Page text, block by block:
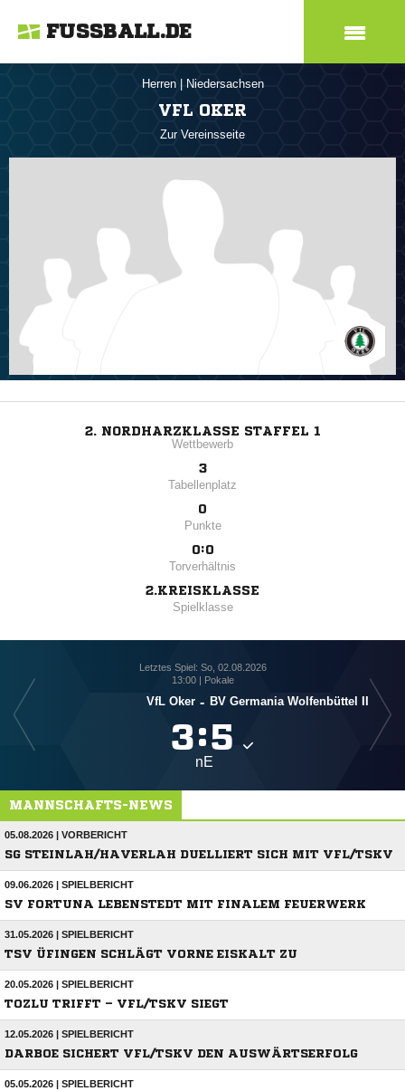
FUSSBALL.DE
Herren Niedersachsen
VFL OKER
Zur Vereinsseite
2. NORDHARZKLASSE STAFFEL 1
Wettbewerb
3
Tabellenplatz
0
Punkte
0:0
Torverhältnis
2.KREISKLASSE
Spielklasse
Letztes Spiel: So, 02.08.2026
13:00 | Pokale
VfL Oker - BV Germania Wolfenbüttel II
:
nE
MANNSCHAFTS-NEWS
05.08.2026 | VORBERICHT
SG STEINLAH/HAVERLAH DUELLIERT SICH MIT VFL/TSKV
09.06.2026 | SPIELBERICHT
SV FORTUNA LEBENSTEDT MIT FINALEM FEUERWERK
31.05.2026 | SPIELBERICHT
TSV ÜFINGEN SCHLÄGT VORNE EISKALT ZU
20.05.2026 | SPIELBERICHT
TOZLU TRIFFT – VFL/TSKV SIEGT
12.05.2026 | SPIELBERICHT
DARBOE SICHERT VFL/TSKV DEN AUSWÄRTSERFOLG
05.05.2026 | SPIELBERICHT